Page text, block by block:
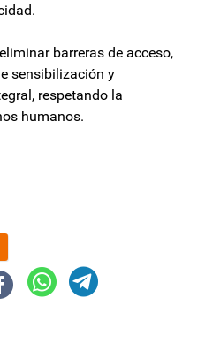
barreras de acceso,
sensibilización y
respetando la
humanos.
en la UCR: Inhabilitarían a
Oficial: bajan las retenciones a